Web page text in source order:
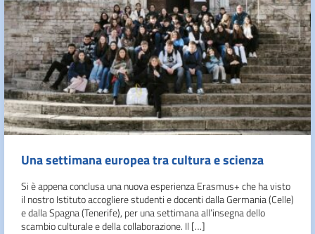
Una settimana europea tra cultura e scienza
Si è appena conclusa una nuova esperienza Erasmus+ che ha visto
il nostro Istituto accogliere studenti e docenti dalla Germania (Celle)
e dalla Spagna (Tenerife), per una settimana all’insegna dello
scambio culturale e della collaborazione. Il […]